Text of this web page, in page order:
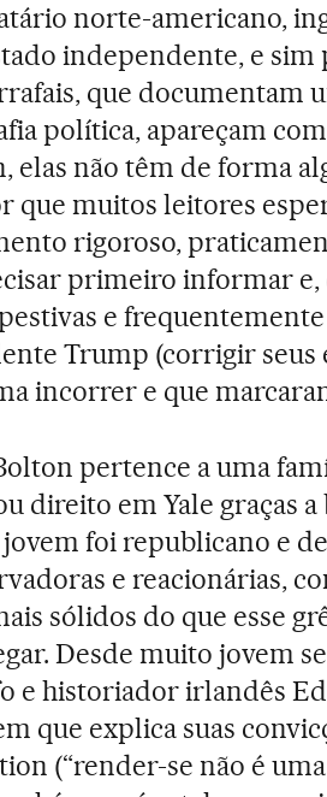
norte-americano,
independente, e sim
que documentam
política, apareçam
elas não têm de forma
que muitos leitores
rigoroso,
primeiro informar e,
e
Trump (corrigir seus
incorrer e que
pertence a uma
direito em Yale graças
foi republicano e
e reacionárias,
sólidos do que esse
Desde muito jovem
e historiador irlandês
que explica suas
(“render-se não é